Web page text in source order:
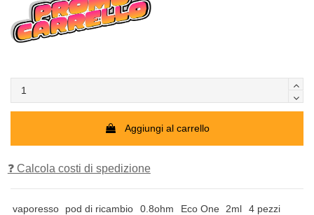
Aggiungi al carrello
❓ Calcola costi di spedizione
vaporesso pod di ricambio 0.8ohm Eco One 2ml 4 pezzi